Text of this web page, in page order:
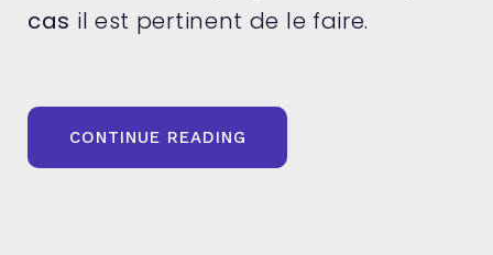
cas il est pertinent de le faire.
CONTINUE READING
QUAND